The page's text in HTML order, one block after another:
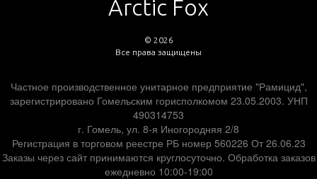
Arctic Fox
© 2026
Все права защищены
Частное производственное унитарное предприятие "Рамицид",
зарегистрировано Гомельским горисполкомом 23.05.2003. УНП
490314753
г. Гомель, ул. 8-я Иногородняя 2/8
Регистрация в торговом реестре РБ номер 560226 От 26.06.23
Заказы через сайт принимаются круглосуточно. Обработка заказов
ежедневно 10:00-19:00